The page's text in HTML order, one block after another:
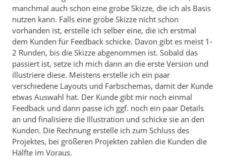
manchmal auch schon eine grobe Skizze, die ich als Basis
nutzen kann. Falls eine grobe Skizze nicht schon
vorhanden ist, erstelle ich selber eine, die ich erstmal
dem Kunden für Feedback schicke. Davon gibt es meist 1-
2 Runden, bis die Skizze abgenommen ist. Sobald das
passiert ist, setze ich mich dann an die erste Version und
illustriere diese. Meistens erstelle ich ein paar
verschiedene Layouts und Farbschemas, damit der Kunde
etwas Auswahl hat. Der Kunde gibt mir noch einmal
Feedback und dann passe ich ggf. noch ein paar Details
an und finalisiere die Illustration und schicke sie an den
Kunden. Die Rechnung erstelle ich zum Schluss des
Projektes, bei größeren Projekten zahlen die Kunden die
Hälfte im Voraus.